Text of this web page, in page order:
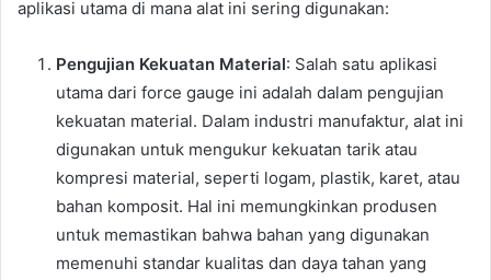
aplikasi utama di mana alat ini sering digunakan:
Pengujian Kekuatan Material: Salah satu aplikasi
utama dari force gauge ini adalah dalam pengujian
kekuatan material. Dalam industri manufaktur, alat ini
digunakan untuk mengukur kekuatan tarik atau
kompresi material, seperti logam, plastik, karet, atau
bahan komposit. Hal ini memungkinkan produsen
untuk memastikan bahwa bahan yang digunakan
memenuhi standar kualitas dan daya tahan yang